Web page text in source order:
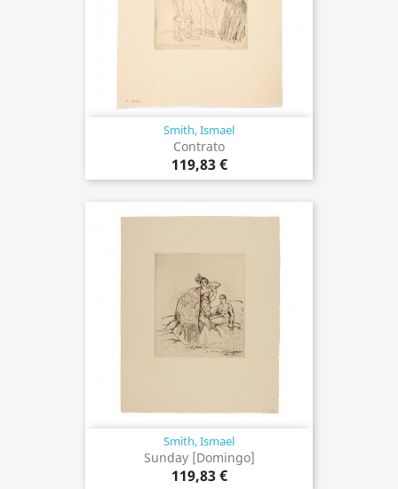
Smith, Ismael
Contrato
119,83 €
Smith, Ismael
Sunday [Domingo]
119,83 €